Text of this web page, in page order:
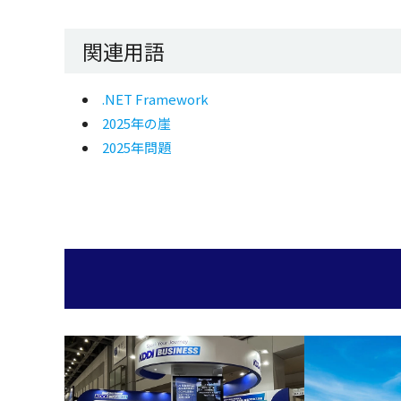
関連用語
.NET Framework
2025年の崖
2025年問題